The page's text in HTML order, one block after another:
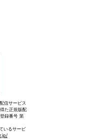
信サービス
た正規版配
録番号 第
いるサービ